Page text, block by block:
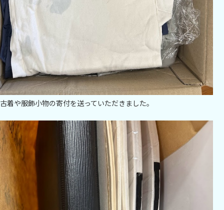
古着や服飾小物の寄付を送っていただきました。